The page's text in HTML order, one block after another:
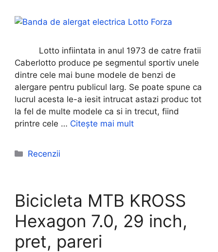
Lotto infiintata in anul 1973 de catre fratii
Caberlotto produce pe segmentul sportiv unele
dintre cele mai bune modele de benzi de
alergare pentru publicul larg. Se poate spune ca
lucrul acesta le-a iesit intrucat astazi produc tot
la fel de multe modele ca si in trecut, fiind
printre cele … Citește mai mult
Categorii
Recenzii
Bicicleta MTB KROSS
Hexagon 7.0, 29 inch,
pret, pareri